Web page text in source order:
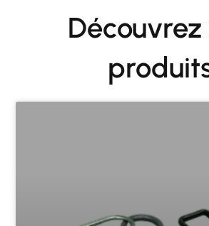
Découvrez